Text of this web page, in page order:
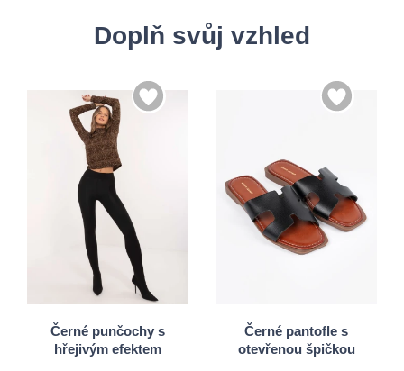
Doplň svůj vzhled
Černé punčochy s
hřejivým efektem
S/M M/L
L/XL
Černé pantofle s
otevřenou špičkou
36 37